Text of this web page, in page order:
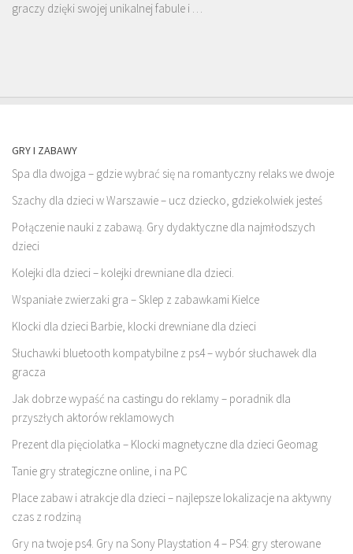
graczy dzięki swojej unikalnej fabule i …
GRY I ZABAWY
Spa dla dwojga – gdzie wybrać się na romantyczny relaks we dwoje
Szachy dla dzieci w Warszawie – ucz dziecko, gdziekolwiek jesteś
Połączenie nauki z zabawą. Gry dydaktyczne dla najmłodszych
dzieci
Kolejki dla dzieci – kolejki drewniane dla dzieci.
Wspaniałe zwierzaki gra – Sklep z zabawkami Kielce
Klocki dla dzieci Barbie, klocki drewniane dla dzieci
Słuchawki bluetooth kompatybilne z ps4 – wybór słuchawek dla
gracza
Jak dobrze wypaść na castingu do reklamy – poradnik dla
przyszłych aktorów reklamowych
Prezent dla pięciolatka – Klocki magnetyczne dla dzieci Geomag
Tanie gry strategiczne online, i na PC
Place zabaw i atrakcje dla dzieci – najlepsze lokalizacje na aktywny
czas z rodziną
Gry na twoje ps4. Gry na Sony Playstation 4 – PS4: gry sterowane